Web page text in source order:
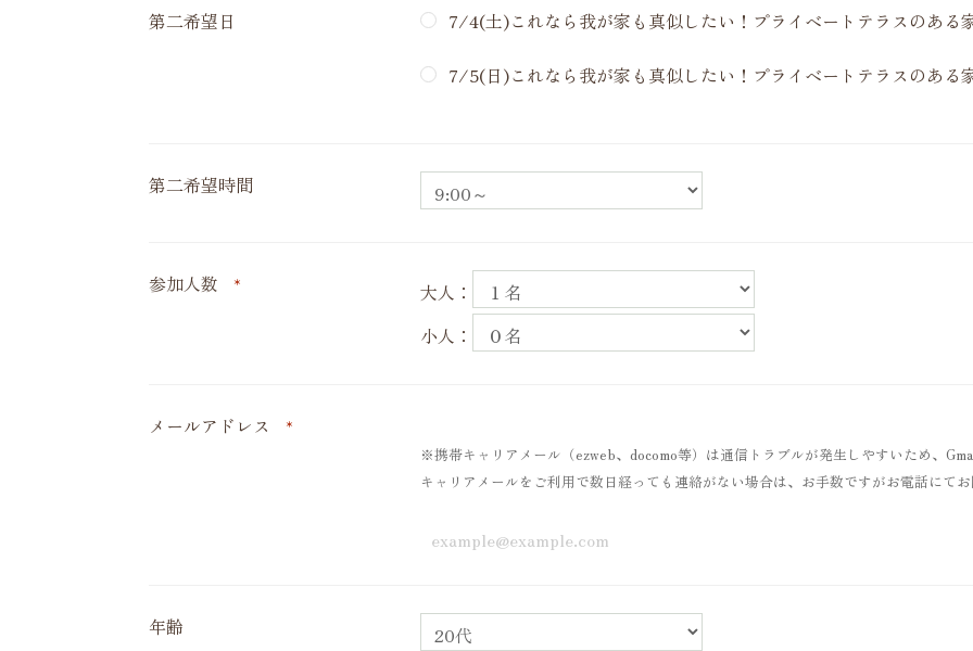
第二希望日 7/4(土)これなら我が家も真似したい！プライベートテラスのある
7/5(日)これなら我が家も真似したい！プライベートテラスのある
第二希望時間
参加人数 *
大人：
小人：
メールアドレス *
※携帯キャリアメール（ezweb、docomo等）は通信トラブルが発生しやすいため、
キャリアメールをご利用で数日経っても連絡がない場合は、お手数ですがお電話にてお
年齢